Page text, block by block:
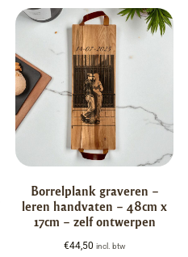
Borrelplank graveren –
leren handvaten – 48cm x
17cm – zelf ontwerpen
€44,50 incl. btw